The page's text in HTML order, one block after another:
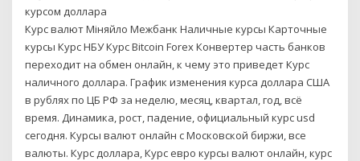
курсом доллара
Курс валют Міняйло Межбанк Наличные курсы Карточные
курсы Курс НБУ Курс Bitcoin Forex Конвертер часть банков
переходит на обмен онлайн, к чему это приведет Курс
наличного доллара. График изменения курса доллара США
в рублях по ЦБ РФ за неделю, месяц, квартал, год, всё
время. Динамика, рост, падение, официальный курс usd
сегодня. Курсы валют онлайн с Московской биржи, все
валюты. Курс доллара, Курс евро курсы валют онлайн, курс